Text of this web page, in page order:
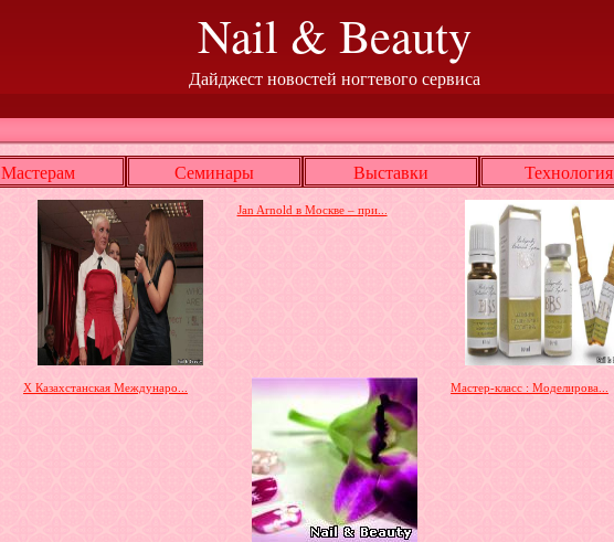
Nail & Beauty
Дайджест новостей ногтевого сервиса
Мастерам Семинары Выставки Технология
Jan Arnold в Москве – при...
X Казахстанская Междунаро... Мастер-класс : Моделирова...